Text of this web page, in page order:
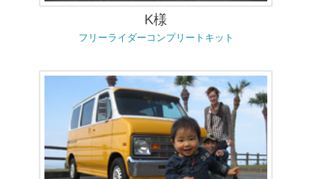
K様
フリーライダーコンプリートキット